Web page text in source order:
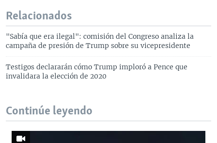
Relacionados
"Sabía que era ilegal": comisión del Congreso analiza la
campaña de presión de Trump sobre su vicepresidente
Testigos declararán cómo Trump imploró a Pence que
invalidara la elección de 2020
Continúe leyendo